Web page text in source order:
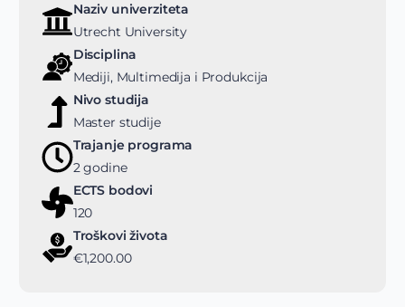
Naziv univerziteta
Utrecht University
Disciplina
Mediji, Multimedija i Produkcija
Nivo studija
Master studije
Trajanje programa
2 godine
ECTS bodovi
120
Troškovi života
€1,200.00